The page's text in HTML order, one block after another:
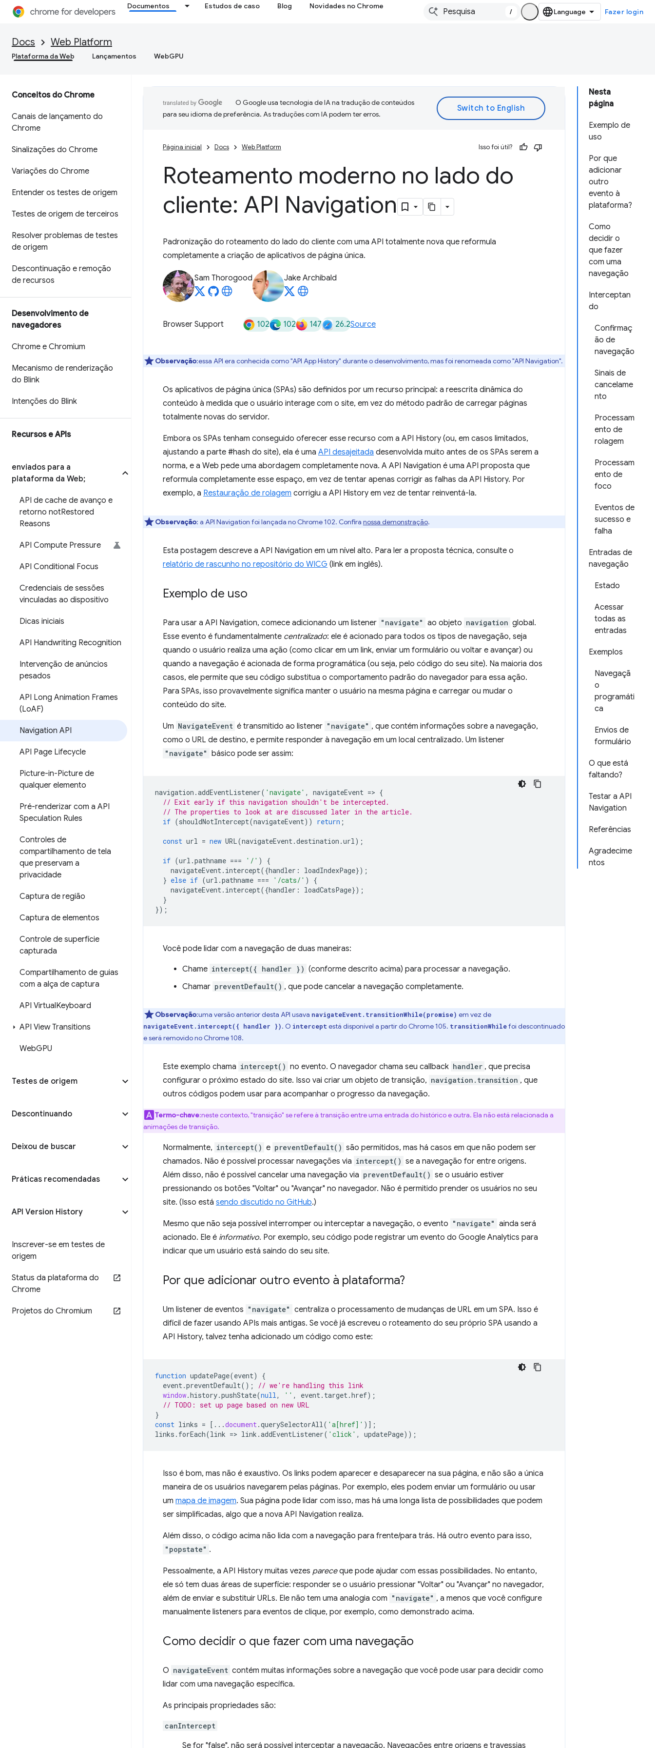
Documentos Estudos de caso Blog Novidades no Chrome
/ Fazer login
Docs Web Platform
Plataforma da Web Lançamentos WebGPU
Conceitos do Chrome
Canais de lançamento do
Chrome
Sinalizações do Chrome
Variações do Chrome
Entender os testes de origem
Testes de origem de terceiros
Resolver problemas de testes
de origem
Descontinuação e remoção
de recursos
Desenvolvimento de
navegadores
Chrome e Chromium
Mecanismo de renderização
do Blink
Intenções do Blink
Recursos e APIs
enviados para a
plataforma da Web;
API de cache de avanço e
retorno notRestored
Reasons
API Compute Pressure
API Conditional Focus
Credenciais de sessões
vinculadas ao dispositivo
Dicas iniciais
API Handwriting Recognition
Intervenção de anúncios
pesados
API Long Animation Frames
(LoAF)
Navigation API
API Page Lifecycle
Picture-in-Picture de
qualquer elemento
Pré-renderizar com a API
Speculation Rules
Controles de
compartilhamento de tela
que preservam a
privacidade
Captura de região
Captura de elementos
Controle de superfície
capturada
Compartilhamento de guias
com a alça de captura
API VirtualKeyboard
API View Transitions
WebGPU
Testes de origem
Descontinuando
Deixou de buscar
Práticas recomendadas
API Version History
Inscrever-se em testes de
origem
Status da plataforma do
Chrome
Projetos do Chromium
Nesta
página
Exemplo de
uso
Por que
adicionar
outro
evento à
plataforma?
Como
decidir o
que fazer
com uma
navegação
Interceptan
do
Confirmaç
ão de
navegação
Sinais de
cancelame
nto
Processam
ento de
rolagem
Processam
ento de
foco
Eventos de
sucesso e
falha
Entradas de
navegação
Estado
Acessar
todas as
entradas
Exemplos
Navegaçã
o
programáti
ca
Envios de
formulário
O que está
faltando?
Testar a API
Navigation
Referências
Agradecime
ntos
O Google usa tecnologia de IA na tradução de conteúdos
para seu idioma de preferência. As traduções com IA podem ter erros.
Página inicial Docs Web Platform Isso foi útil?
Roteamento moderno no lado do
cliente: API Navigation
Padronização do roteamento do lado do cliente com uma API totalmente nova que reformula
completamente a criação de aplicativos de página única.
Sam Thorogood Jake Archibald
Browser Support 102 102 147 26.2Source
Observação:essa API era conhecida como "API App History" durante o desenvolvimento, mas foi renomeada como "API Navigation".
Os aplicativos de página única (SPAs) são definidos por um recurso principal: a reescrita dinâmica do
conteúdo à medida que o usuário interage com o site, em vez do método padrão de carregar páginas
totalmente novas do servidor.
Embora os SPAs tenham conseguido oferecer esse recurso com a API History (ou, em casos limitados,
ajustando a parte #hash do site), ela é uma API desajeitada desenvolvida muito antes de os SPAs serem a
norma, e a Web pede uma abordagem completamente nova. A API Navigation é uma API proposta que
reformula completamente esse espaço, em vez de tentar apenas corrigir as falhas da API History. Por
exemplo, a Restauração de rolagem corrigiu a API History em vez de tentar reinventá-la.
Observação: a API Navigation foi lançada no Chrome 102. Confira nossa demonstração.
Esta postagem descreve a API Navigation em um nível alto. Para ler a proposta técnica, consulte o
relatório de rascunho no repositório do WICG (link em inglês).
Exemplo de uso
Para usar a API Navigation, comece adicionando um listener "navigate" ao objeto navigation global.
Esse evento é fundamentalmente centralizado: ele é acionado para todos os tipos de navegação, seja
quando o usuário realiza uma ação (como clicar em um link, enviar um formulário ou voltar e avançar) ou
quando a navegação é acionada de forma programática (ou seja, pelo código do seu site). Na maioria dos
casos, ele permite que seu código substitua o comportamento padrão do navegador para essa ação.
Para SPAs, isso provavelmente significa manter o usuário na mesma página e carregar ou mudar o
conteúdo do site.
Um NavigateEvent é transmitido ao listener "navigate" , que contém informações sobre a navegação,
como o URL de destino, e permite responder à navegação em um local centralizado. Um listener
"navigate" básico pode ser assim:
navigation .addEventListener( 'navigate' , navigateEvent => {
// Exit early if this navigation shouldn't be intercepted.
// The properties to look at are discussed later in the article.
if (shouldNotIntercept(navigateEvent)) return ;
const url = new URL(navigateEvent.destination .url);
if (url .pathname === '/' )
{
navigateEvent. intercept({handler : loadIndexPage});
} else if (url .pathname === '/cats/' )
{
navigateEvent. intercept({handler : loadCatsPage});
}
});
Você pode lidar com a navegação de duas maneiras:
Chame intercept({ handler }) (conforme descrito acima) para processar a navegação.
Chamar preventDefault() , que pode cancelar a navegação completamente.
Observação:uma versão anterior desta API usava navigateEvent.transitionWhile(promise) em vez de
navigateEvent.intercept({ handler }). O intercept está disponível a partir do Chrome 105. transitionWhilefoi descontinuado
e será removido no Chrome 108.
Este exemplo chama intercept() no evento. O navegador chama seu callback handler , que precisa
configurar o próximo estado do site. Isso vai criar um objeto de transição, navigation.transition , que
outros códigos podem usar para acompanhar o progresso da navegação.
Termo-chave:neste contexto, "transição" se refere à transição entre uma entrada do histórico e outra. Ela não está relacionada a
animações de transição.
Normalmente, intercept() e preventDefault() são permitidos, mas há casos em que não podem ser
chamados. Não é possível processar navegações via intercept() se a navegação for entre origens.
Além disso, não é possível cancelar uma navegação via preventDefault() se o usuário estiver
pressionando os botões "Voltar" ou "Avançar" no navegador. Não é permitido prender os usuários no seu
site. (Isso está sendo discutido no GitHub.)
Mesmo que não seja possível interromper ou interceptar a navegação, o evento "navigate" ainda será
acionado. Ele é informativo. Por exemplo, seu código pode registrar um evento do Google Analytics para
indicar que um usuário está saindo do seu site.
Por que adicionar outro evento à plataforma?
Um listener de eventos "navigate" centraliza o processamento de mudanças de URL em um SPA. Isso é
difícil de fazer usando APIs mais antigas. Se você já escreveu o roteamento do seu próprio SPA usando a
API History, talvez tenha adicionado um código como este:
function updatePage(event)
{
event.preventDefault();
// we're handling this link
window.history.pushState(null, '' , event. target.href);
// TODO: set up page based on new URL
}
const links = [...document.querySelectorAll( 'a[href]' )];
links . forEach(link => link .addEventListener( 'click' , updatePage));
Isso é bom, mas não é exaustivo. Os links podem aparecer e desaparecer na sua página, e não são a única
maneira de os usuários navegarem pelas páginas. Por exemplo, eles podem enviar um formulário ou usar
um mapa de imagem. Sua página pode lidar com isso, mas há uma longa lista de possibilidades que podem
ser simplificadas, algo que a nova API Navigation realiza.
Além disso, o código acima não lida com a navegação para frente/para trás. Há outro evento para isso,
"popstate" .
Pessoalmente, a API History muitas vezes pareceque pode ajudar com essas possibilidades. No entanto,
ele só tem duas áreas de superfície: responder se o usuário pressionar "Voltar" ou "Avançar" no navegador,
além de enviar e substituir URLs. Ele não tem uma analogia com "navigate" , a menos que você configure
manualmente listeners para eventos de clique, por exemplo, como demonstrado acima.
Como decidir o que fazer com uma navegação
O navigateEvent contém muitas informações sobre a navegação que você pode usar para decidir como
lidar com uma navegação específica.
As principais propriedades são:
canIntercept
Se for "false", não será possível interceptar a navegação. Navegações entre origens e travessias